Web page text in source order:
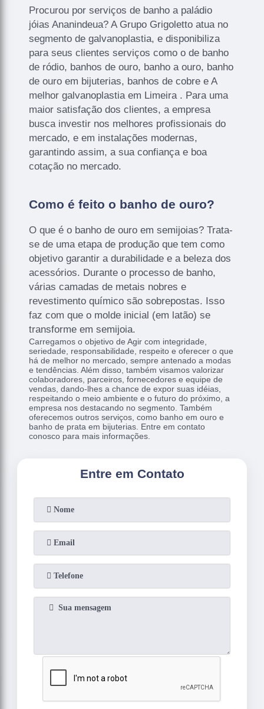
Procurou por serviços de banho a paládio
jóias Ananindeua? A Grupo Grigoletto atua no
segmento de galvanoplastia, e disponibiliza
para seus clientes serviços como o de banho
de ródio, banhos de ouro, banho a ouro, banho
de ouro em bijuterias, banhos de cobre e A
melhor galvanoplastia em Limeira . Para uma
maior satisfação dos clientes, a empresa
busca investir nos melhores profissionais do
mercado, e em instalações modernas,
garantindo assim, a sua confiança e boa
cotação no mercado.
Como é feito o banho de ouro?
O que é o banho de ouro em semijoias? Trata-
se de uma etapa de produção que tem como
objetivo garantir a durabilidade e a beleza dos
acessórios. Durante o processo de banho,
várias camadas de metais nobres e
revestimento químico são sobrepostas. Isso
faz com que o molde inicial (em latão) se
transforme em semijoia.
Carregamos o objetivo de Agir com integridade,
seriedade, responsabilidade, respeito e oferecer o que
há de melhor no mercado, sempre antenado a modas
e tendências. Além disso, também visamos valorizar
colaboradores, parceiros, fornecedores e equipe de
vendas, dando-lhes a chance de expor suas idéias,
respeitando o meio ambiente e o futuro do próximo, a
empresa nos destacando no segmento. Também
oferecemos outros serviços, como banho em ouro e
banho de prata em bijuterias. Entre em contato
conosco para mais informações.
Entre em Contato